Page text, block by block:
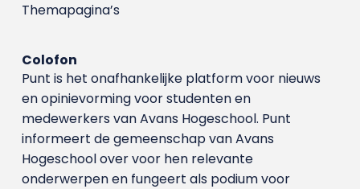
Themapagina’s
Colofon
Punt is het onafhankelijke platform voor nieuws
en opinievorming voor studenten en
medewerkers van Avans Hoge­school. Punt
informeert de gemeenschap van Avans
Hogeschool over voor hen relevante
onderwerpen en fungeert als podium voor